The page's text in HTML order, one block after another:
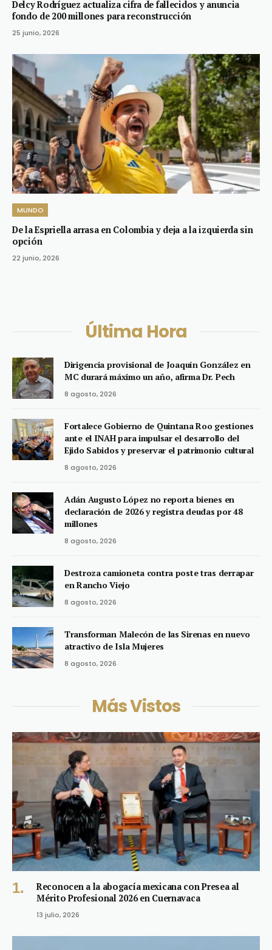
Delcy Rodríguez actualiza cifra de fallecidos y anuncia
fondo de 200 millones para reconstrucción
25 junio, 2026
MUNDO
De la Espriella arrasa en Colombia y deja a la izquierda sin
opción
22 junio, 2026
Última Hora
Dirigencia provisional de Joaquín González en
MC durará máximo un año, afirma Dr. Pech
8 agosto, 2026
Fortalece Gobierno de Quintana Roo gestiones
ante el INAH para impulsar el desarrollo del
Ejido Sabidos y preservar el patrimonio cultural
8 agosto, 2026
Adán Augusto López no reporta bienes en
declaración de 2026 y registra deudas por 48
millones
8 agosto, 2026
Destroza camioneta contra poste tras derrapar
en Rancho Viejo
8 agosto, 2026
Transforman Malecón de las Sirenas en nuevo
atractivo de Isla Mujeres
8 agosto, 2026
Más Vistos
Reconocen a la abogacía mexicana con Presea al
Mérito Profesional 2026 en Cuernavaca
13 julio, 2026